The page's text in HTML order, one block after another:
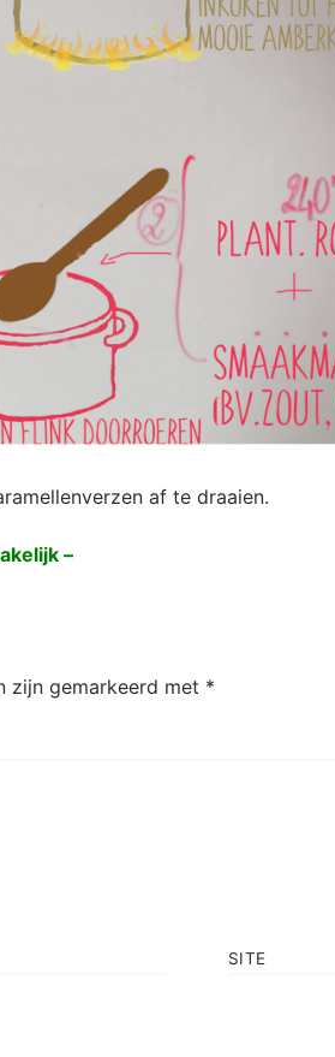
af te draaien.
–
zijn gemarkeerd met *
SITE